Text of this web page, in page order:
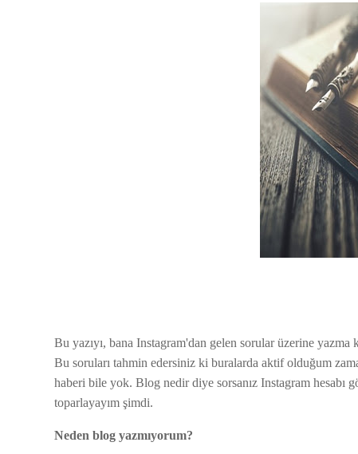
Bu yazıyı, bana Instagram'dan gelen sorular üzerine
Bu soruları tahmin edersiniz ki buralarda aktif olduğum
haberi bile yok. Blog nedir diye sorsanız Instagram hesabı
toparlayayım şimdi.
Neden blog yazmıyorum?